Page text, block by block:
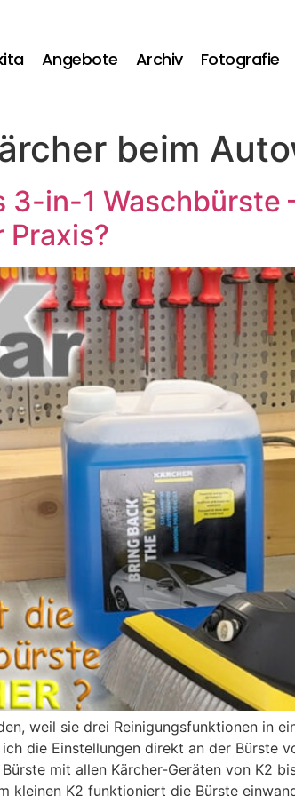
Angebote Archiv Fotografie
beim
3-in-1
Praxis?
weil sie drei Reinigungsfunktionen in
die Einstellungen direkt an der Bürste
mit allen Kärcher-Geräten von K2
kleinen K2 funktioniert die Bürste